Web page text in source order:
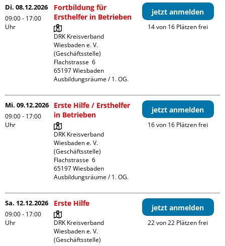
Di. 08.12.2026
09:00 - 17:00
Uhr
Fortbildung für
Ersthelfer in Betrieben
DRK Kreisverband
Wiesbaden e. V.
(Geschäftsstelle)
Flachstrasse  6
65197 Wiesbaden
Ausbildungsräume / 1. OG.
jetzt anmelden
14 von 16 Plätzen frei
Mi. 09.12.2026
09:00 - 17:00
Uhr
Erste Hilfe / Ersthelfer
in Betrieben
DRK Kreisverband
Wiesbaden e. V.
(Geschäftsstelle)
Flachstrasse  6
65197 Wiesbaden
Ausbildungsräume / 1. OG.
jetzt anmelden
16 von 16 Plätzen frei
Sa. 12.12.2026
09:00 - 17:00
Uhr
Erste Hilfe
DRK Kreisverband
Wiesbaden e. V.
(Geschäftsstelle)
jetzt anmelden
22 von 22 Plätzen frei